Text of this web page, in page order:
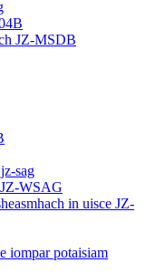
JZ-MSDB
sag
WSAG
in uisce JZ-
iompar potaisiam